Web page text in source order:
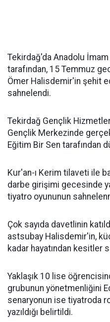
Tekirdağ'da Anadolu
tarafından, 15 Temmuz
Ömer Halisdemir'in şehit
sahnelendi.
Tekirdağ Gençlik
Gençlik Merkezinde
Eğitim Bir Sen tarafından
Kur'an-ı Kerim tilaveti ile
darbe girişimi gecesinde
tiyatro oyununun
Çok sayıda davetlinin
astsubay Halisdemir'in,
kadar hayatından kesitler
Yaklaşık 10 lise
grubunun yönetmenliğini
senaryonun ise tiyatroda
yazıldığı belirtildi.